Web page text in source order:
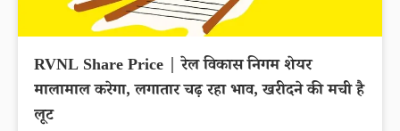
RVNL Share Price | रेल विकास निगम शेयर
मालामाल करेगा, लगातार चढ़ रहा भाव, खरीदने की मची है
लूट